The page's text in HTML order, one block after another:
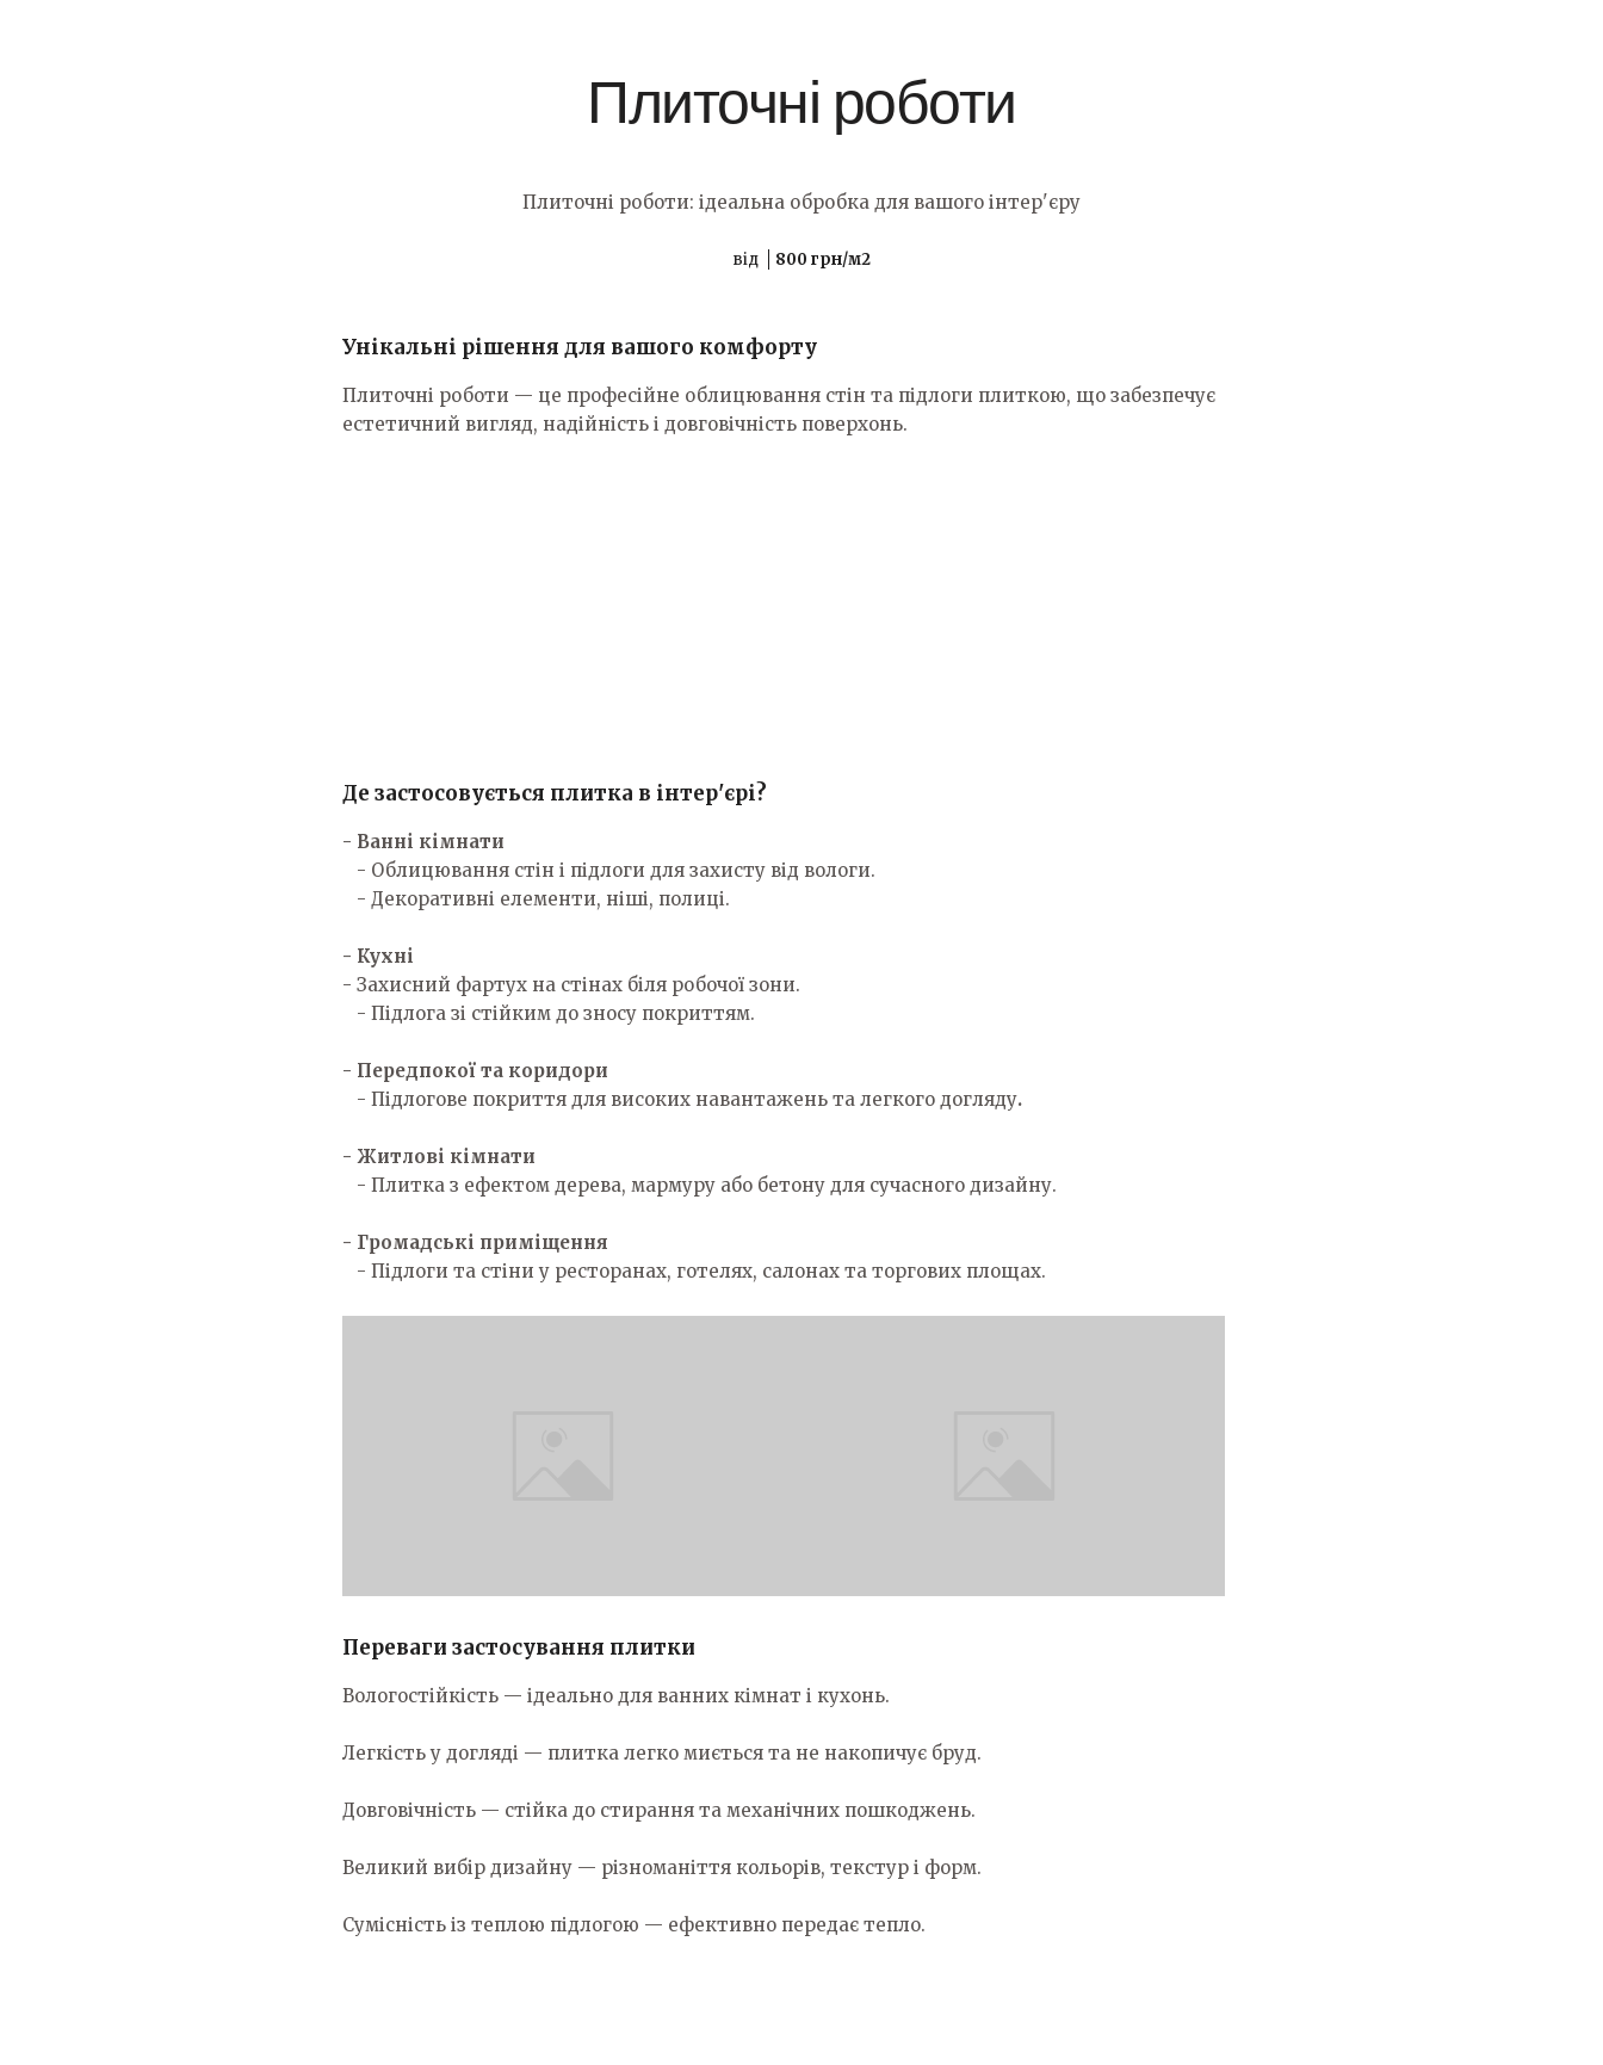
Плиточні роботи
Плиточні роботи: ідеальна обробка для вашого інтер'єру
від 800 грн/м2
Унікальні рішення для вашого комфорту
Плиточні роботи — це професійне облицювання стін та підлоги плиткою, що забезпечує
естетичний вигляд, надійність і довговічність поверхонь.
Де застосовується плитка в інтер'єрі?
- Ванні кімнати
- Облицювання стін і підлоги для захисту від вологи.
- Декоративні елементи, ніші, полиці.
- Кухні
- Захисний фартух на стінах біля робочої зони.
- Підлога зі стійким до зносу покриттям.
- Передпокої та коридори
- Підлогове покриття для високих навантажень та легкого догляду.
- Житлові кімнати
- Плитка з ефектом дерева, мармуру або бетону для сучасного дизайну.
- Громадські приміщення
- Підлоги та стіни у ресторанах, готелях, салонах та торгових площах.
Переваги застосування плитки
Вологостійкість — ідеально для ванних кімнат і кухонь.
Легкість у догляді — плитка легко миється та не накопичує бруд.
Довговічність — стійка до стирання та механічних пошкоджень.
Великий вибір дизайну — різноманіття кольорів, текстур і форм.
Сумісність із теплою підлогою — ефективно передає тепло.